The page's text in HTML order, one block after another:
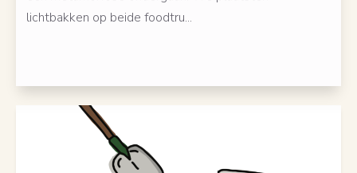
lichtbakken op beide foodtru...